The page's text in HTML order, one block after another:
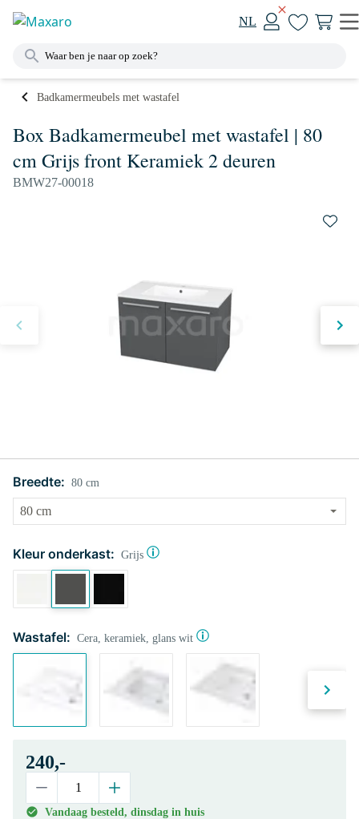
NL
Badkamermeubels met wastafel
Box Badkamermeubel met wastafel | 80
cm Grijs front Keramiek 2 deuren
BMW27-00018
Breedte: 80 cm
Kleur onderkast: Grijs
Wastafel: Cera, keramiek, glans wit
240,-
Vandaag besteld, dinsdag in huis